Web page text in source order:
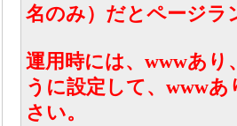
名のみ）だとページラ
運用時には、wwwあ
うに設定して、www
さい。